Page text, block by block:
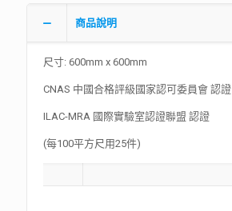
商品說明
尺寸: 600mm x 600mm
CNAS 中國合格評級國家認可委員會 認證
ILAC-MRA 國際實驗室認證聯盟 認證
(每100平方尺用25件)